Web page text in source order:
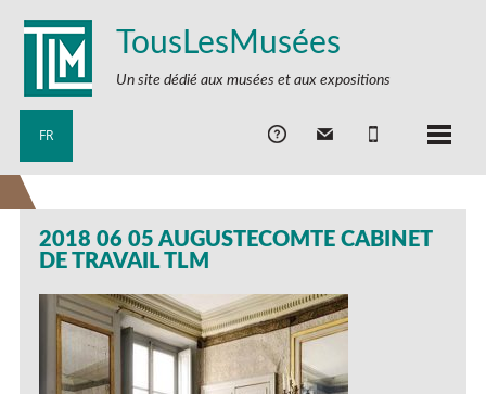
TousLesMusées
Un site dédié aux musées et aux expositions
FR
2018 06 05 AUGUSTECOMTE CABINET
DE TRAVAIL TLM